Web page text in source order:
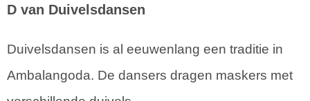
D van Duivelsdansen
Duivelsdansen is al eeuwenlang een traditie in
Ambalangoda. De dansers dragen maskers met